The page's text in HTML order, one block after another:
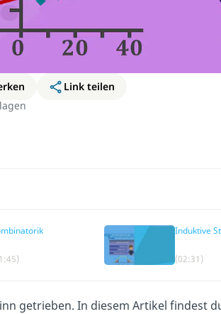
Link teilen
Induktive
(02:31)
getrieben. In diesem Artikel findest